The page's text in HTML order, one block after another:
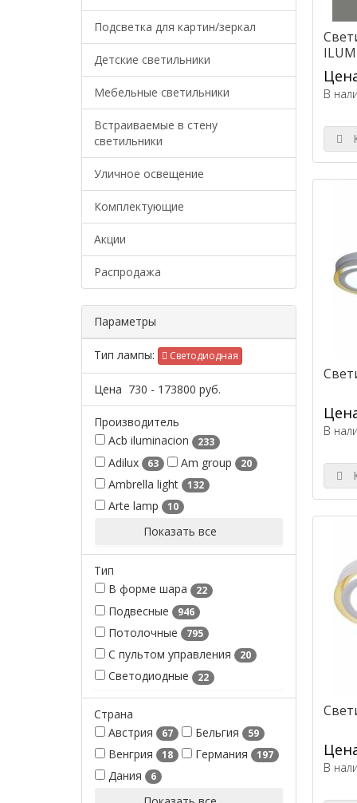
Подсветка для картин/зеркал
Детские светильники
Мебельные светильники
Встраиваемые в стену
светильники
Уличное освещение
Комплектующие
Акции
Распродажа
Параметры
Тип лампы: Светодиодная
Цена 730 - 173800 руб.
Производитель
Acb iluminacion
233
Adilux 63 Am group 20
Ambrella light 132
Arte lamp 10
Показать все
Тип
В форме шара
22
Подвесные 946
Потолочные 795
С пультом управления 20
Светодиодные 22
Страна
Австрия
67 Бельгия 59
Венгрия 18 Германия 197
Дания 6
В
В
В